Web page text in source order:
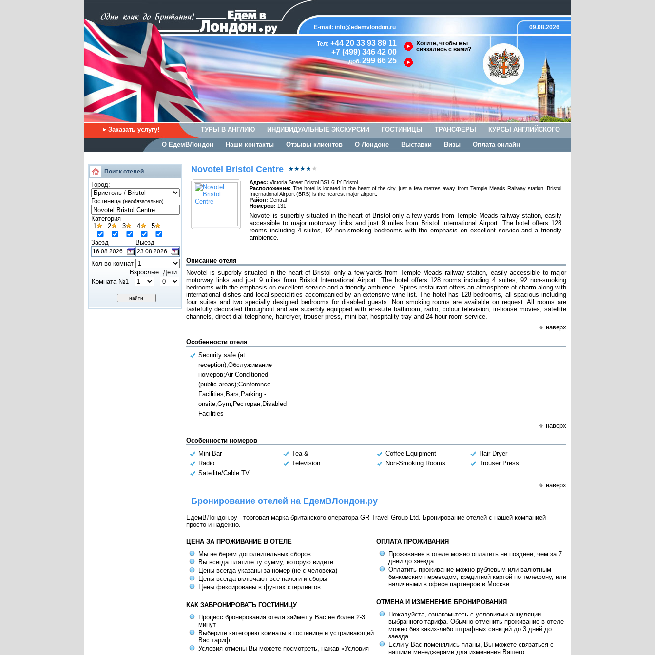
E-mail: info@edemvlondon.ru 09.08.2026
Тел: +44 20 33 93 89 11
+7 (499) 346 42 00
доб. 299 66 25
Хотите, чтобы мы
связались с вами?
Заказать услугу! ТУРЫ В АНГЛИЮ ИНДИВИДУАЛЬНЫЕ ЭКСКУРСИИ ГОСТИНИЦЫ ТРАНСФЕРЫ КУРСЫ АНГЛИЙСКОГО
О ЕдемВЛондон Наши контакты Отзывы клиентов О Лондоне Выставки Визы Оплата онлайн
Поиск отелей
Город:
Гостиница (необязательно)
Категория
1
2 3 4 5
Заезд Выезд
Кол-во комнат
Взрослые Дети
Комната №1
Novotel Bristol Centre
Адрес: Victoria Street Bristol BS1 6HY Bristol
Расположение: The hotel is located in the heart of the city, just a few metres away from Temple Meads Railway station. Bristol
International Airport (BRS) is the nearest major airport.
Район: Central
Номеров: 131
Novotel is superbly situated in the heart of Bristol only a few yards from Temple Meads railway station, easily
accessible to major motorway links and just 9 miles from Bristol International Airport. The hotel offers 128
rooms including 4 suites, 92 non-smoking bedrooms with the emphasis on excellent service and a friendly
ambience.
Описание отеля
Novotel is superbly situated in the heart of Bristol only a few yards from Temple Meads railway station, easily accessible to major
motorway links and just 9 miles from Bristol International Airport. The hotel offers 128 rooms including 4 suites, 92 non-smoking
bedrooms with the emphasis on excellent service and a friendly ambience. Spires restaurant offers an atmosphere of charm along with
international dishes and local specialities accompanied by an extensive wine list. The hotel has 128 bedrooms, all spacious including
four suites and two specially designed bedrooms for disabled guests. Non smoking rooms are available on request. All rooms are
tastefully decorated throughout and are superbly equipped with en-suite bathroom, radio, colour television, in-house movies, satellite
channels, direct dial telephone, hairdryer, trouser press, mini-bar, hospitality tray and 24 hour room service.
наверх
Особенности отеля
Security safe (at
reception);Обслуживание
номеров;Air Conditioned
(public areas);Conference
Facilities;Bars;Parking -
onsite;Gym;Ресторан;Disabled
Facilities
наверх
Особенности номеров
Mini Bar
Tea & Coffee Equipment
Hair Dryer
Radio
Television Non-Smoking Rooms
Trouser Press
Satellite/Cable TV
наверх
Бронирование отелей на ЕдемВЛондон.ру
ЕдемВЛондон.ру - торговая марка британского оператора GR Travel Group Ltd. Бронирование отелей с нашей компанией
просто и надежно.
ЦЕНА ЗА ПРОЖИВАНИЕ В ОТЕЛЕ
Мы не берем дополнительных сборов
Вы всегда платите ту сумму, которую видите
Цены всегда указаны за номер (не с человека)
Цены всегда включают все налоги и сборы
Цены фиксированы в фунтах стерлингов
КАК ЗАБРОНИРОВАТЬ ГОСТИНИЦУ
Процесс бронирования отеля займет у Вас не более 2-3
минут
Выберите категорию комнаты в гостинице и устраивающий
Вас тариф
Условия отмены Вы можете посмотреть, нажав «Условия
ОПЛАТА ПРОЖИВАНИЯ
Проживание в отеле можно оплатить не позднее, чем за 7
дней до заезда
Оплатить проживание можно рублевым или валютным
банковским переводом, кредитной картой по телефону, или
наличными в офисе партнеров в Москве
ОТМЕНА И ИЗМЕНЕНИЕ БРОНИРОВАНИЯ
Пожалуйста, ознакомьтесь с условиями аннуляции
выбранного тарифа. Обычно отменить проживание в отеле
можно без каких-либо штрафных санкций до 3 дней до
заезда
Если у Вас поменялись планы, Вы можете связаться с
нашими менеджерами для изменения Вашего